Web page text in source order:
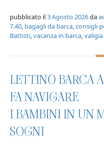
pubblicato il3 Agosto 2026da
7.40, bagagli da barca,consigli
Battisti,vacanza in barca,
LETTINO BARCA
FA NAVIGARE
I BAMBINI IN UN
SOGNI